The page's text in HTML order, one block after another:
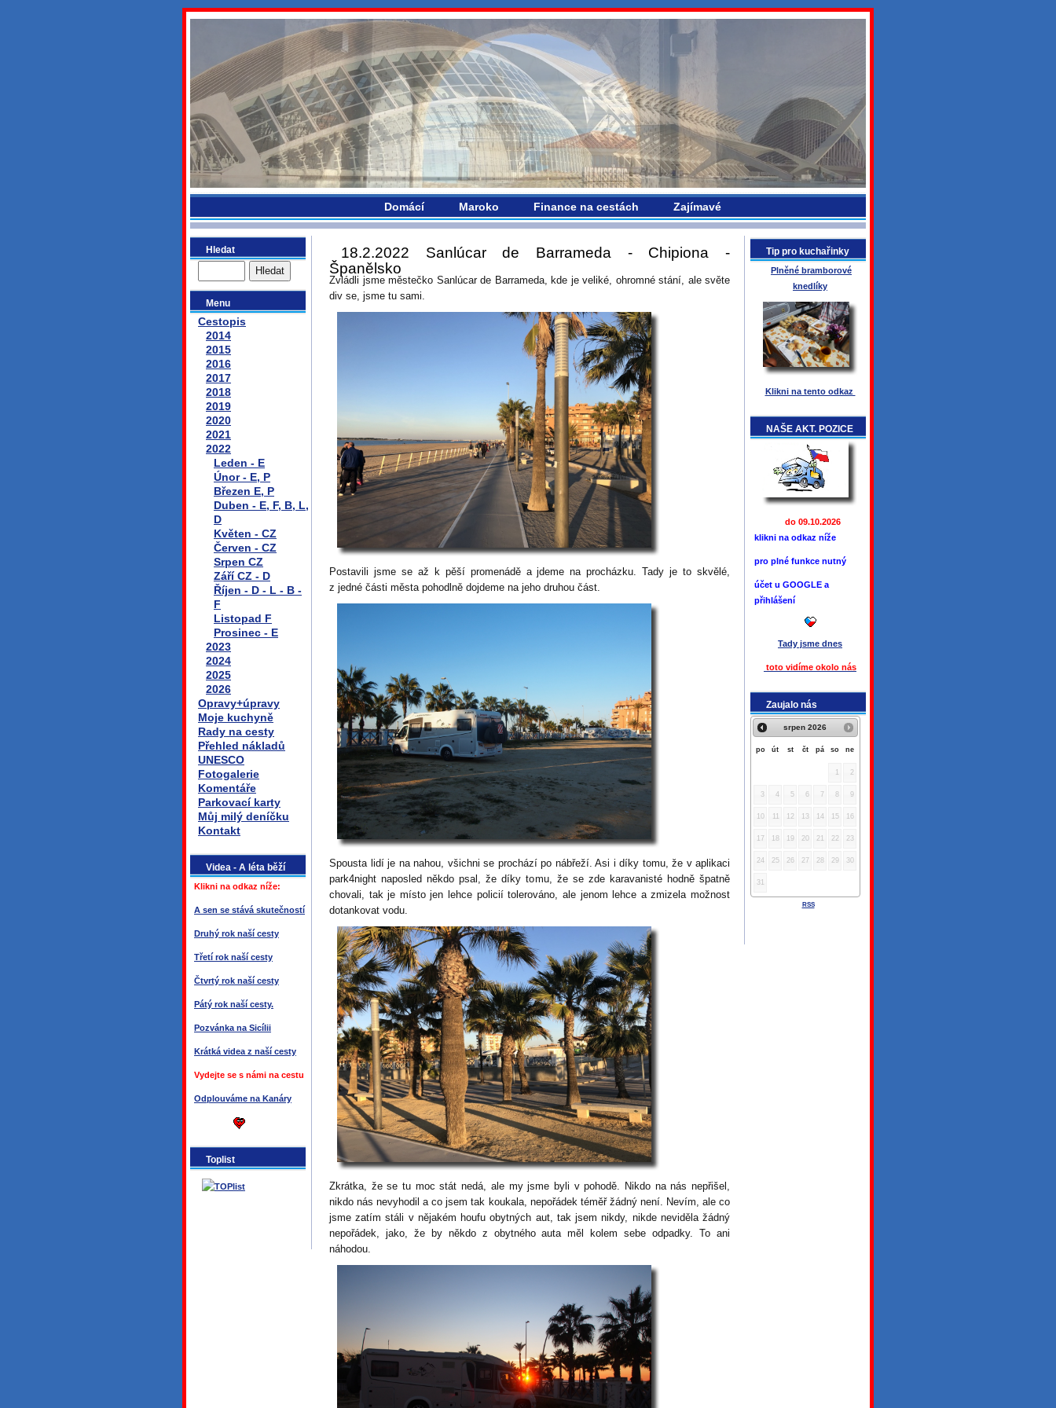
bydlikemevropou.com
Domácí Maroko Finance na cestách Zajímavé
Hledat
Menu
Cestopis
2014
2015
2016
2017
2018
2019
2020
2021
2022
Leden - E
Únor - E, P
Březen E, P
Duben - E, F, B, L,
D
Květen - CZ
Červen - CZ
Srpen CZ
Září CZ - D
Říjen - D - L - B -
F
Listopad F
Prosinec - E
2023
2024
2025
2026
Opravy+úpravy
Moje kuchyně
Rady na cesty
Přehled nákladů
UNESCO
Fotogalerie
Komentáře
Parkovací karty
Můj milý deníčku
Kontakt
Videa - A léta běží
Klikni na odkaz níže:
A sen se stává skutečností
Druhý rok naší cesty
Třetí rok naší cesty
Čtvrtý rok naší cesty
Pátý rok naší cesty.
Pozvánka na Sicílii
Krátká videa z naší cesty
Vydejte se s námi na cestu
Odplouváme na Kanáry
Toplist
Tip pro kuchařinky
Plněné bramborové
knedlíky
Klikni na tento odkaz
NAŠE AKT. POZICE
do 09.10.2026
klikni na odkaz níže
pro plné funkce nutný
účet u GOOGLE a
přihlášení
Tady jsme dnes
toto vidíme okolo nás
Zaujalo nás
srpen 2026
po út st čt pá so ne
1 2
3 4 5 6 7 8 9
10 11 12 13 14 15 16
17 18 19 20 21 22 23
24 25 26 27 28 29 30
31
RSS
18.2.2022 Sanlúcar de Barrameda - Chipiona -
Španělsko
Zvládli jsme městečko Sanlúcar de Barrameda, kde je veliké, ohromné stání, ale světe
div se, jsme tu sami.
Postavili jsme se až k pěší promenádě a jdeme na procházku. Tady je to skvělé,
z jedné části města pohodlně dojdeme na jeho druhou část.
Spousta lidí je na nahou, všichni se prochází po nábřeží. Asi i díky tomu, že v aplikaci
park4night naposled někdo psal, že díky tomu, že se zde karavanisté hodně špatně
chovali, tak je místo jen lehce policií tolerováno, ale jenom lehce a zmizela možnost
dotankovat vodu.
Zkrátka, že se tu moc stát nedá, ale my jsme byli v pohodě. Nikdo na nás nepřišel,
nikdo nás nevyhodil a co jsem tak koukala, nepořádek téměř žádný není. Nevím, ale co
jsme zatím stáli v nějakém houfu obytných aut, tak jsem nikdy, nikde neviděla žádný
nepořádek, jako, že by někdo z obytného auta měl kolem sebe odpadky. To ani
náhodou.